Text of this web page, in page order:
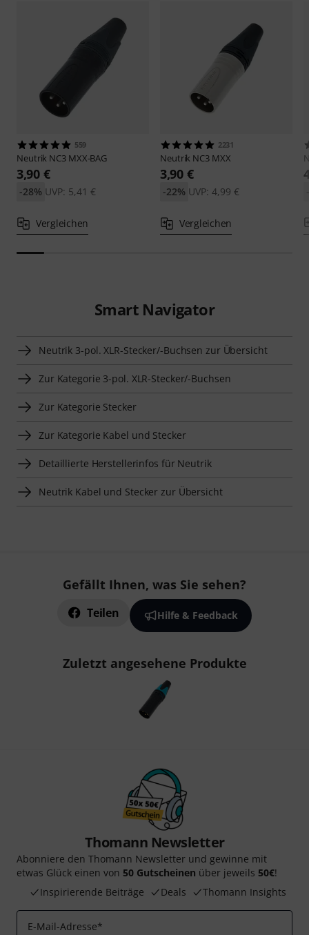
559
Neutrik NC3 MXX-BAG
3,90 €
UVP: 5,41 €
-28%
Vergleichen
2231
Neutrik NC3 MXX
3,90 €
UVP: 4,99 €
-22%
Vergleichen
Smart Navigator
Neutrik 3-pol. XLR-Stecker/-Buchsen zur Übersicht
Zur Kategorie 3-pol. XLR-Stecker/-Buchsen
Zur Kategorie Stecker
Zur Kategorie Kabel und Stecker
Detaillierte Herstellerinfos für Neutrik
Neutrik Kabel und Stecker zur Übersicht
Gefällt Ihnen, was Sie sehen?
Teilen Hilfe & Feedback
Zuletzt angesehene Produkte
Thomann Newsletter
Abonniere den Thomann Newsletter und gewinne mit
etwas Glück einen von 50 Gutscheinen über jeweils 50€!
Inspirierende Beiträge
Deals Thomann Insights
E-Mail-Adresse*